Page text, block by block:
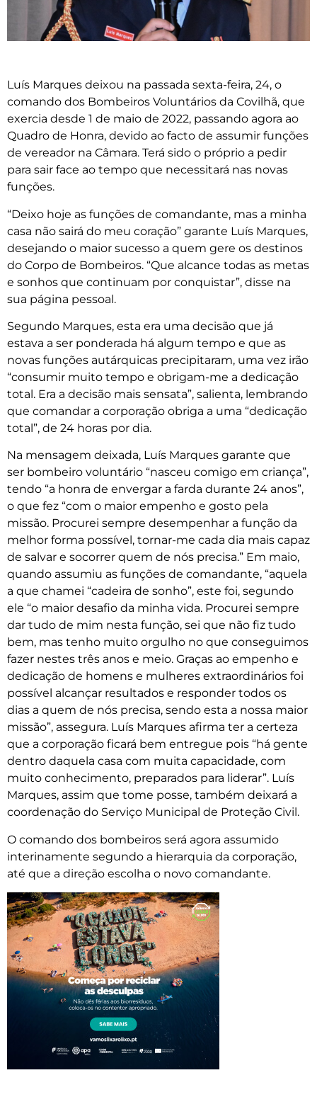
Luís Marques deixou na passada sexta-feira, 24, o
comando dos Bombeiros Voluntários da Covilhã, que
exercia desde 1 de maio de 2022, passando agora ao
Quadro de Honra, devido ao facto de assumir funções
de vereador na Câmara. Terá sido o próprio a pedir
para sair face ao tempo que necessitará nas novas
funções.
“Deixo hoje as funções de comandante, mas a minha
casa não sairá do meu coração” garante Luís Marques,
desejando o maior sucesso a quem gere os destinos
do Corpo de Bombeiros. “Que alcance todas as metas
e sonhos que continuam por conquistar”, disse na
sua página pessoal.
Segundo Marques, esta era uma decisão que já
estava a ser ponderada há algum tempo e que as
novas funções autárquicas precipitaram, uma vez irão
“consumir muito tempo e obrigam-me a dedicação
total. Era a decisão mais sensata”, salienta, lembrando
que comandar a corporação obriga a uma “dedicação
total”, de 24 horas por dia.
Na mensagem deixada, Luís Marques garante que
ser bombeiro voluntário “nasceu comigo em criança”,
tendo “a honra de envergar a farda durante 24 anos”,
o que fez “com o maior empenho e gosto pela
missão. Procurei sempre desempenhar a função da
melhor forma possível, tornar-me cada dia mais capaz
de salvar e socorrer quem de nós precisa.” Em maio,
quando assumiu as funções de comandante, “aquela
a que chamei “cadeira de sonho”, este foi, segundo
ele “o maior desafio da minha vida. Procurei sempre
dar tudo de mim nesta função, sei que não fiz tudo
bem, mas tenho muito orgulho no que conseguimos
fazer nestes três anos e meio. Graças ao empenho e
dedicação de homens e mulheres extraordinários foi
possível alcançar resultados e responder todos os
dias a quem de nós precisa, sendo esta a nossa maior
missão”, assegura. Luís Marques afirma ter a certeza
que a corporação ficará bem entregue pois “há gente
dentro daquela casa com muita capacidade, com
muito conhecimento, preparados para liderar”. Luís
Marques, assim que tome posse, também deixará a
coordenação do Serviço Municipal de Proteção Civil.
O comando dos bombeiros será agora assumido
interinamente segundo a hierarquia da corporação,
até que a direção escolha o novo comandante.